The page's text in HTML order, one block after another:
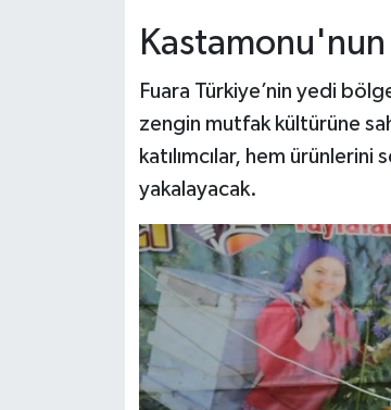
Fuara Türkiye’nin yedi
zengin mutfak kültürüne
katılımcılar, hem ürünlerini
yakalayacak.